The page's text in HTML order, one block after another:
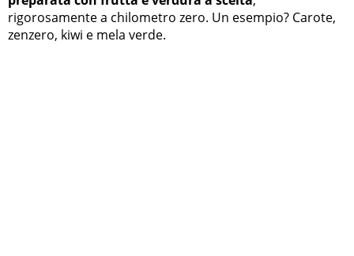
rigorosamente a chilometro zero. Un esempio? Carote,
zenzero, kiwi e mela verde.